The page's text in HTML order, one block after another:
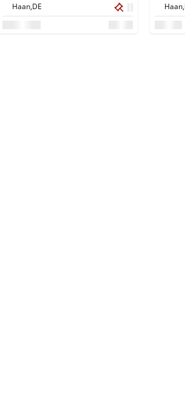
Haan, DE Haan,